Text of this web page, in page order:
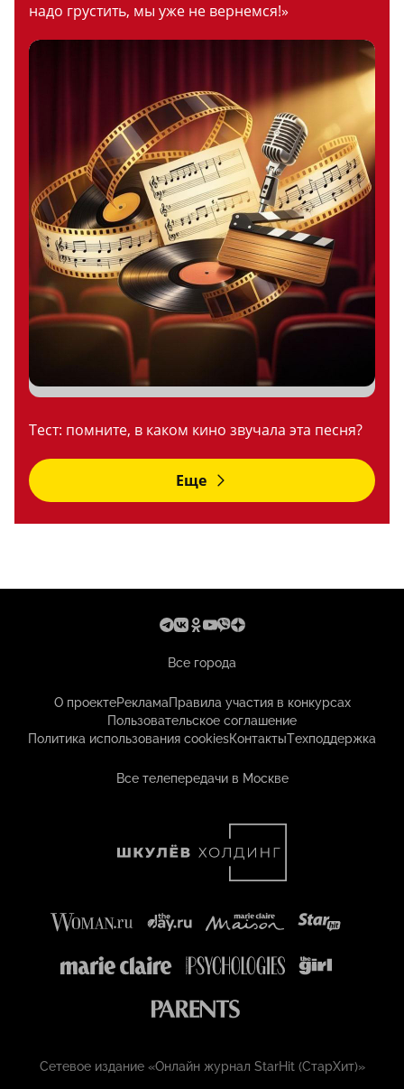
надо грустить, мы уже не вернемся!»
Тест: помните, в каком кино звучала эта песня?
Еще
Все города
О проектеРекламаПравила участия в конкурсах
Пользовательское соглашение
Политика использования cookiesКонтактыТехподдержка
Все телепередачи в Москве
Сетевое издание «Онлайн журнал StarHit (СтарХит)»